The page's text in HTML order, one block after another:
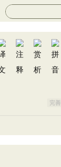
完善